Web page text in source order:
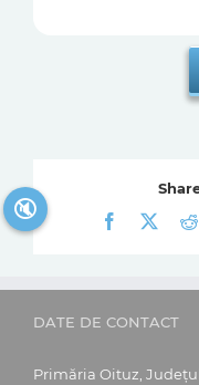
Facebook
DATE DE CONTACT
Primăria Oituz,
🔇